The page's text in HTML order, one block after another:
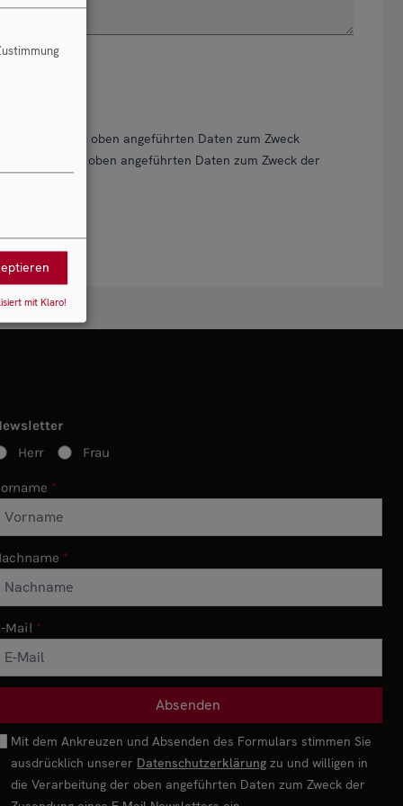
der oben angeführten Daten zum Zweck
der oben angeführten Daten zum Zweck der
Herr
Frau
Mail
Mit dem Ankreuzen und Absenden des Formulars stimmen Sie
ausdrücklich unserer Datenschutzerklärung zu und willigen in
die Verarbeitung der oben angeführten Daten zum Zweck der
mit Klaro!